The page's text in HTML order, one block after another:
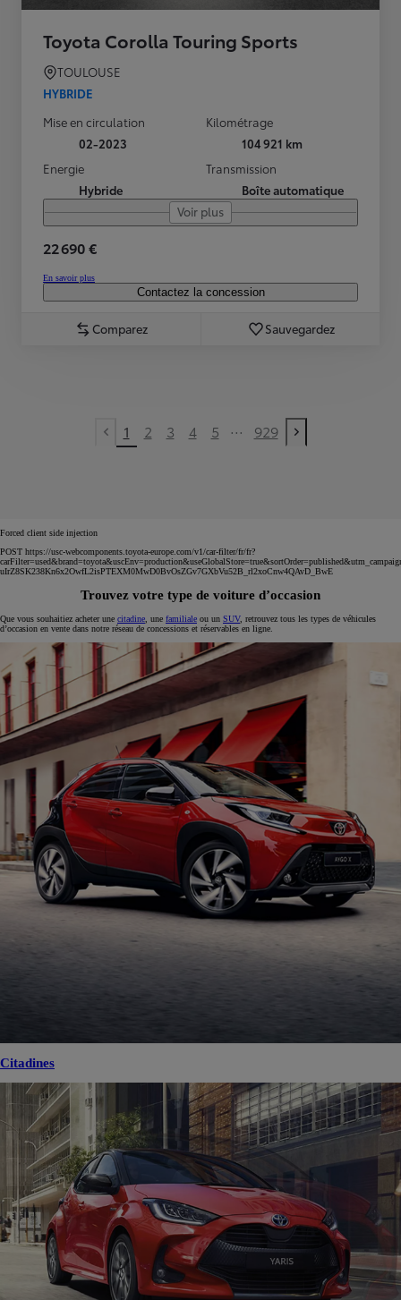
Toyota Corolla Touring Sports
TOULOUSE
HYBRIDE
Mise en circulation
02-2023
Kilométrage
104 921 km
Energie
Hybride
Transmission
Boîte automatique
Voir plus
22 690 €
En savoir plus
Contactez la concession
Comparez Sauvegardez
Previous page
1 2 3 4 5 ... 929
Next page
Forced client side injection
POST https://usc-webcomponents.toyota-europe.com/v1/car-filter/fr/fr?
uIrZ8SK238Kn6x2OwfL2isPTEXM0MwD0BvOsZGv7GXbVu52B_rl2xoCnw4QAvD_BwE
Trouvez votre type de voiture d’occasion
Que vous souhaitiez acheter une citadine , une familiale ou un SUV, retrouvez tous les types de véhicules
d’occasion en vente dans notre réseau de concessions et réservables en ligne.
Citadines